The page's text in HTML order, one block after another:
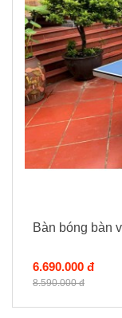
Bàn bóng bàn
6.690.000 đ
8.590.000 đ